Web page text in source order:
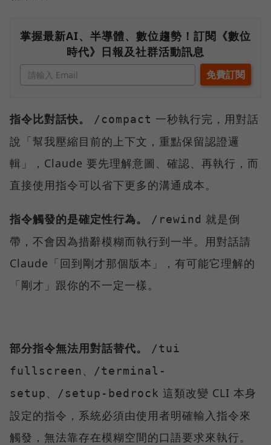
掌握最新AI、半導體、數位趨勢！訂閱《數位
時代》日報及社群活動訊息
指令比對話快。 /compact 一秒執行完，用對話
說「幫我壓縮目前的上下文，重點保留認證邏
輯」，Claude 要先理解意圖、確認、再執行，而
直接使用指令可以省下更多的溝通成本。
指令觸發的是確定性行為。 /rewind 就是倒
帶，不會因為措辭模糊而執行到一半。用對話請
Claude「回到剛才那個版本」，有可能它理解的
「剛才」跟你的不一定一樣。
部分指令無法用對話替代。
/tui
fullscreen 、
/terminal-
setup、 /setup-bedrock 這類改變 CLI 本身
設定的指令，系統必須由使用者明確輸入指令來
觸發，無法靠存在模糊空間的口語要求來執行。